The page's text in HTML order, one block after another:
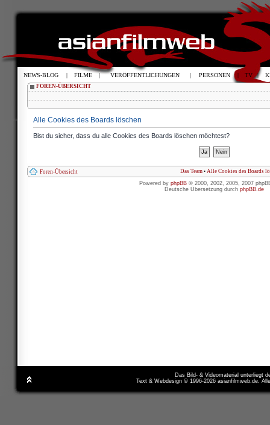
FOREN-ÜBERSICHT
Alle Cookies des Boards löschen
Bist du sicher, dass du alle Cookies des Boards löschen möchtest?
Foren-Übersicht Das Team • Alle Cookies des Boards
Powered by phpBB © 2000, 2002, 2005, 2007
Deutsche Übersetzung durch phpBB.de
Das Bild- & Videomaterial unterliegt
Text & Webdesign © 1996-2026 asianfilmweb.de.
NEWS-BLOG | FILME | VERÖFFENTLICHUNGEN | PERSONEN | TV |